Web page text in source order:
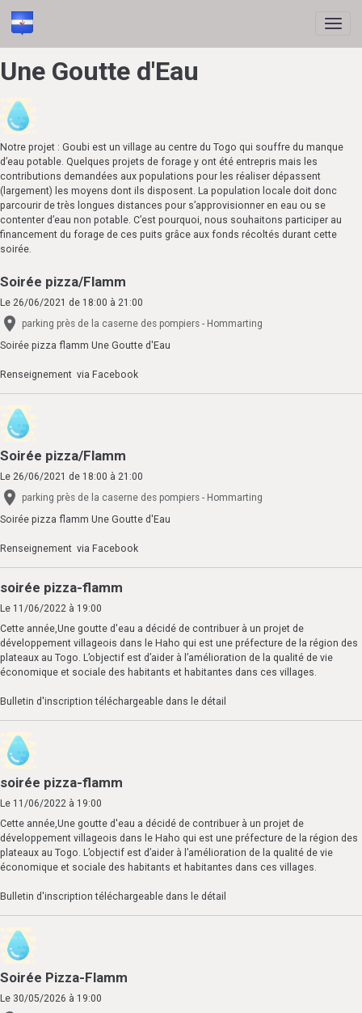
Une Goutte d'Eau
Notre projet : Goubi est un village au centre du Togo qui souffre du manque
d’eau potable. Quelques projets de forage y ont été entrepris mais les
contributions demandées aux populations pour les réaliser dépassent
(largement) les moyens dont ils disposent. La population locale doit donc
parcourir de très longues distances pour s’approvisionner en eau ou se
contenter d’eau non potable. C’est pourquoi, nous souhaitons participer au
financement du forage de ces puits grâce aux fonds récoltés durant cette
soirée.
Soirée pizza/Flamm
Le 26/06/2021 de 18:00 à 21:00
parking près de la caserne des pompiers - Hommarting
Soirée pizza flamm Une Goutte d'Eau
Renseignement via Facebook
Soirée pizza/Flamm
Le 26/06/2021 de 18:00 à 21:00
parking près de la caserne des pompiers - Hommarting
Soirée pizza flamm Une Goutte d'Eau
Renseignement via Facebook
soirée pizza-flamm
Le 11/06/2022 à 19:00
Cette année,Une goutte d'eau a décidé de contribuer à un projet de
développement villageois dans le Haho qui est une préfecture de la région des
plateaux au Togo. L’objectif est d’aider à l’amélioration de la qualité de vie
économique et sociale des habitants et habitantes dans ces villages.
Bulletin d'inscription téléchargeable dans le détail
soirée pizza-flamm
Le 11/06/2022 à 19:00
Cette année,Une goutte d'eau a décidé de contribuer à un projet de
développement villageois dans le Haho qui est une préfecture de la région des
plateaux au Togo. L’objectif est d’aider à l’amélioration de la qualité de vie
économique et sociale des habitants et habitantes dans ces villages.
Bulletin d'inscription téléchargeable dans le détail
Soirée Pizza-Flamm
Le 30/05/2026 à 19:00